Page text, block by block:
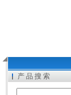
产品搜索